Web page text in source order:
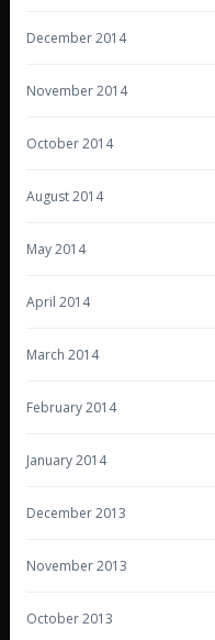
December 2014
November 2014
October 2014
August 2014
May 2014
April 2014
March 2014
February 2014
January 2014
December 2013
November 2013
October 2013